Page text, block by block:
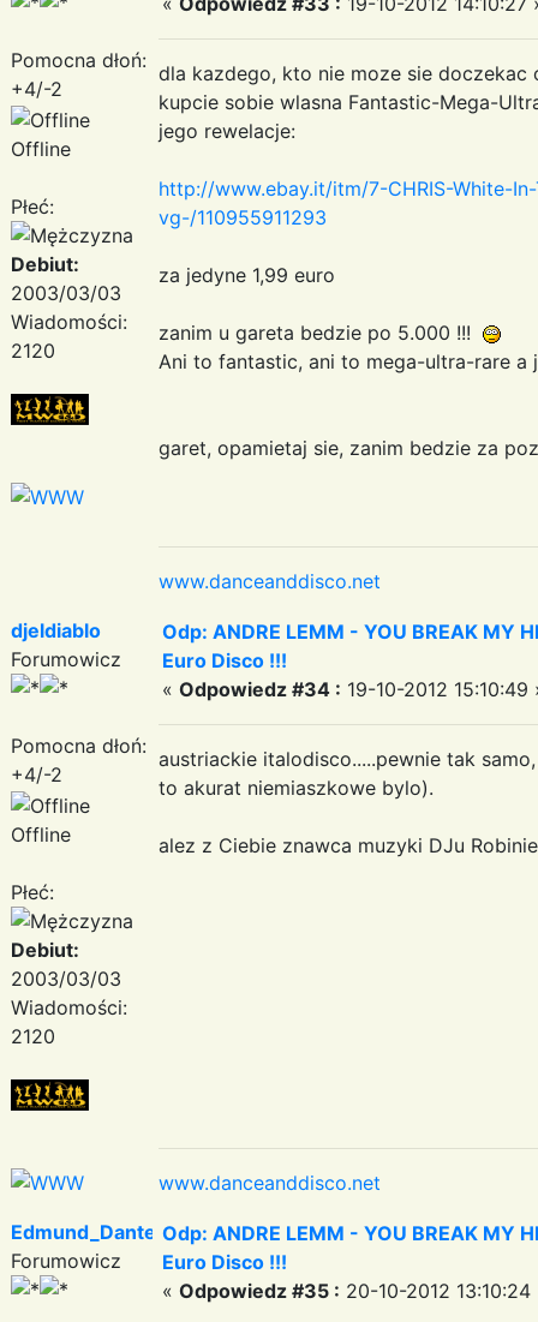
Pomocna dłoń:
+4/-2
Offline
Płeć:
Debiut:
2003/03/03
Wiadomości:
2120
dla kazdego, kto nie moze sie
kupcie sobie wlasna Fantastic-Mega-
jego rewelacje:
http://www.ebay.it/itm/7-CHRIS-White-
vg-/110955911293
za jedyne 1,99 euro
zanim u gareta bedzie po 5.000 !!!
Ani to fantastic, ani to mega-ultra-rare a
garet, opamietaj sie, zanim bedzie za
www.danceanddisco.net
djeldiablo
Forumowicz
Pomocna dłoń:
+4/-2
Offline
Płeć:
Debiut:
2003/03/03
Wiadomości:
2120
Odp: ANDRE LEMM - YOU BREAK MY
Euro Disco !!!
« Odpowiedz #34 : 19-10-2012 15:10:49
austriackie italodisco.....pewnie tak
to akurat niemiaszkowe bylo).
alez z Ciebie znawca muzyki DJu
www.danceanddisco.net
Edmund_Dantes
Forumowicz
Odp: ANDRE LEMM - YOU BREAK MY
Euro Disco !!!
« Odpowiedz #35 : 20-10-2012 13:10:24